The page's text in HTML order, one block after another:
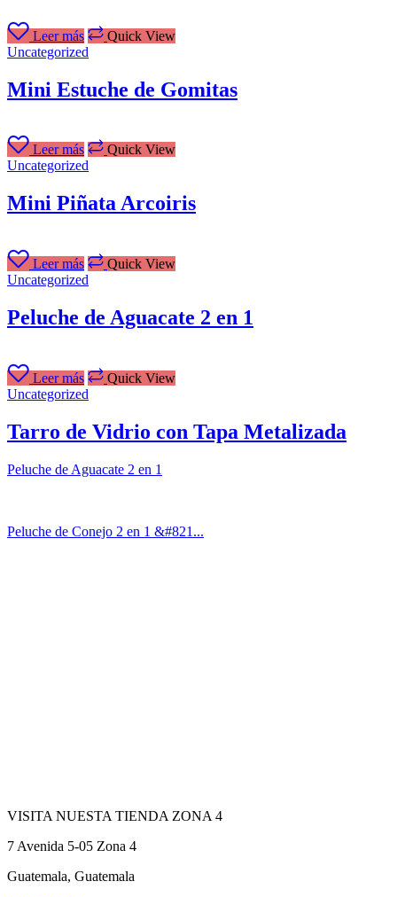
Leer más
Quick View
Uncategorized
Mini Estuche de Gomitas
Leer más
Quick View
Uncategorized
Mini Piñata Arcoiris
Leer más
Quick View
Uncategorized
Peluche de Aguacate 2 en 1
Leer más
Quick View
Uncategorized
Tarro de Vidrio con Tapa Metalizada
Peluche de Aguacate 2 en 1
Peluche de Conejo 2 en 1 &#821...
VISITA NUESTA TIENDA ZONA 4
7 Avenida 5-05 Zona 4
Guatemala, Guatemala